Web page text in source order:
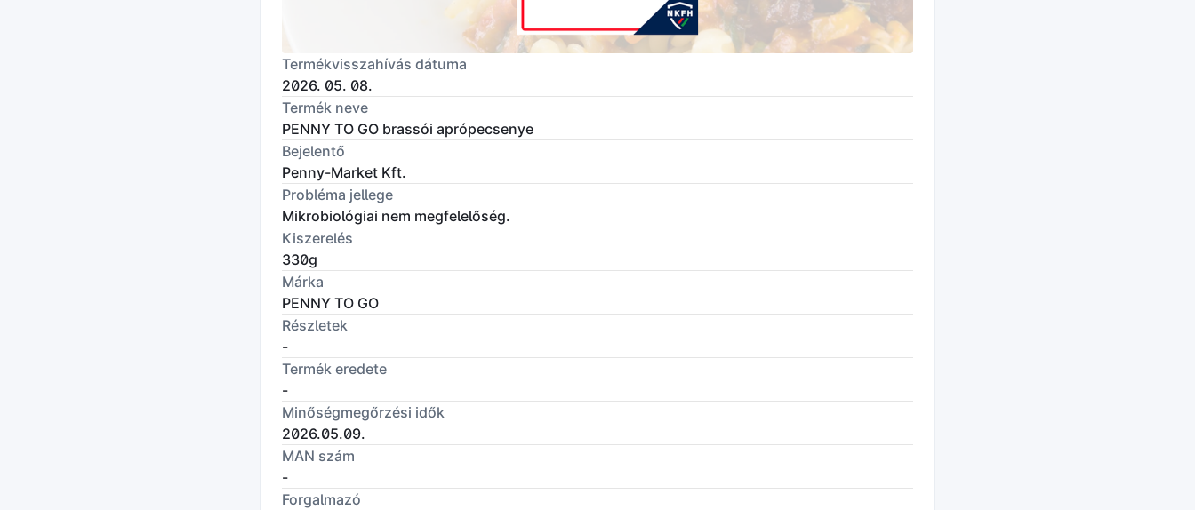
Termékvisszahívás dátuma
2026. 05. 08.
Termék neve
PENNY TO GO brassói aprópecsenye
Bejelentő
Penny-Market Kft.
Probléma jellege
Mikrobiológiai nem megfelelőség.
Kiszerelés
330g
Márka
PENNY TO GO
Részletek
-
Termék eredete
-
Minőségmegőrzési idők
2026.05.09.
MAN szám
-
Forgalmazó